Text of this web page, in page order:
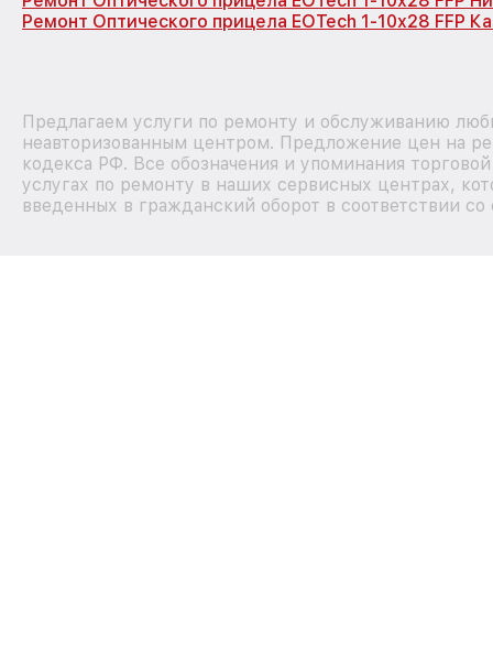
Ремонт Оптического прицела EOTech 1-10x28 FFP
Предлагаем услуги по ремонту и обслуживанию
неавторизованным центром. Предложение цен на
кодекса РФ. Все обозначения и упоминания
услугах по ремонту в наших сервисных центрах,
введенных в гражданский оборот в соответствии